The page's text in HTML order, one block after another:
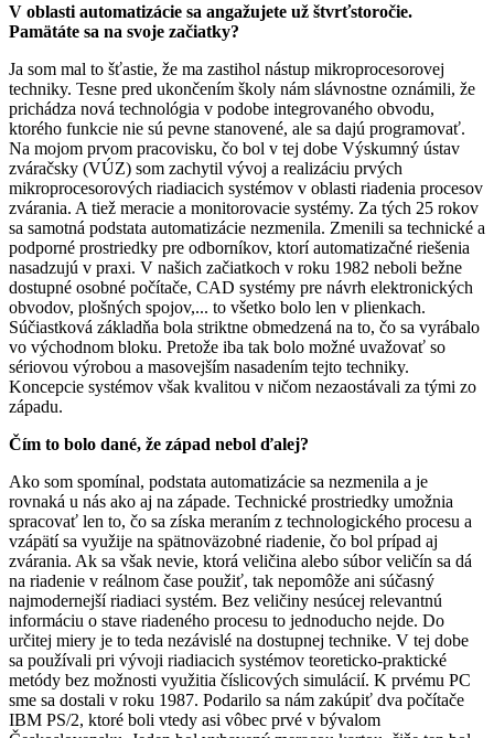
V oblasti automatizácie sa angažujete už štvrťstoročie.
Pamätáte sa na svoje začiatky?
Ja som mal to šťastie, že ma zastihol nástup mikroprocesorovej
techniky. Tesne pred ukončením školy nám slávnostne oznámili, že
prichádza nová technológia v podobe integrovaného obvodu,
ktorého funkcie nie sú pevne stanovené, ale sa dajú programovať.
Na mojom prvom pracovisku, čo bol v tej dobe Výskumný ústav
zváračsky (VÚZ) som zachytil vývoj a realizáciu prvých
mikroprocesorových riadiacich systémov v oblasti riadenia procesov
zvárania. A tiež meracie a monitorovacie systémy. Za tých 25 rokov
sa samotná podstata automatizácie nezmenila. Zmenili sa technické a
podporné prostriedky pre odborníkov, ktorí automatizačné riešenia
nasadzujú v praxi. V našich začiatkoch v roku 1982 neboli bežne
dostupné osobné počítače, CAD systémy pre návrh elektronických
obvodov, plošných spojov,... to všetko bolo len v plienkach.
Súčiastková základňa bola striktne obmedzená na to, čo sa vyrábalo
vo východnom bloku. Pretože iba tak bolo možné uvažovať so
sériovou výrobou a masovejším nasadením tejto techniky.
Koncepcie systémov však kvalitou v ničom nezaostávali za tými zo
západu.
Čím to bolo dané, že západ nebol ďalej?
Ako som spomínal, podstata automatizácie sa nezmenila a je
rovnaká u nás ako aj na západe. Technické prostriedky umožnia
spracovať len to, čo sa získa meraním z technologického procesu a
vzápätí sa využije na spätnoväzobné riadenie, čo bol prípad aj
zvárania. Ak sa však nevie, ktorá veličina alebo súbor veličín sa dá
na riadenie v reálnom čase použiť, tak nepomôže ani súčasný
najmodernejší riadiaci systém. Bez veličiny nesúcej relevantnú
informáciu o stave riadeného procesu to jednoducho nejde. Do
určitej miery je to teda nezávislé na dostupnej technike. V tej dobe
sa používali pri vývoji riadiacich systémov teoreticko-praktické
metódy bez možnosti využitia číslicových simulácií. K prvému PC
sme sa dostali v roku 1987. Podarilo sa nám zakúpiť dva počítače
IBM PS/2, ktoré boli vtedy asi vôbec prvé v bývalom